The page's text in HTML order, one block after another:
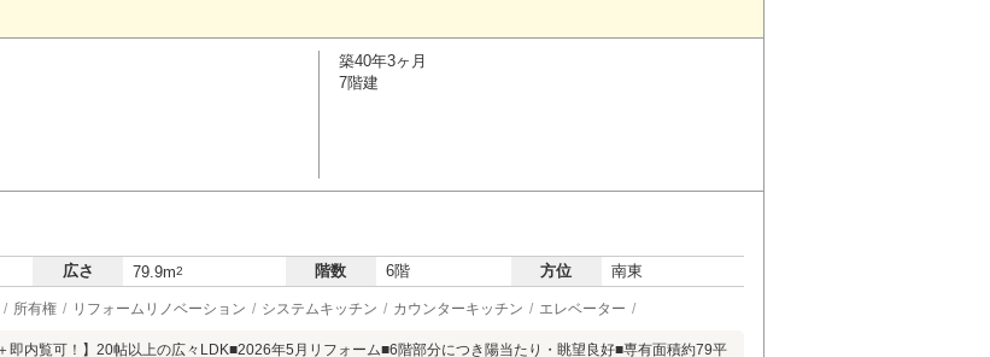
築40年3ヶ月
7階建
広さ 79.9m2 階数 6階 方位 南東
所有権 リフォームリノベーション システムキッチン カウンターキッチン エレベーター
即内覧可！】20帖以上の広々LDK■2026年5月リフォーム■6階部分につき陽当たり・眺望良好■専有面積約79平